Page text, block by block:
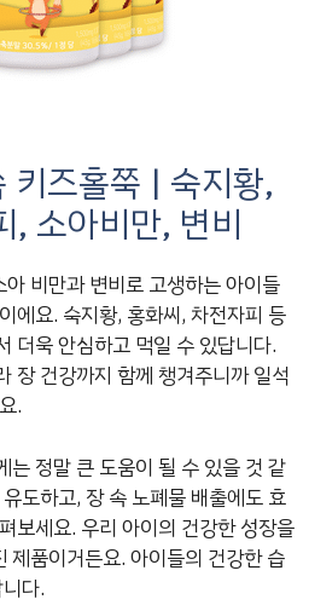
키즈홀쭉 | 숙지황,
, 소아비만, 변비
비만과 변비로 고생하는 아이들
에요. 숙지황, 홍화씨, 차전자피 등
더욱 안심하고 먹일 수 있답니다.
장 건강까지 함께 챙겨주니까 일석
.
는 정말 큰 도움이 될 수 있을 것 같
도하고, 장 속 노폐물 배출에도 효
보세요. 우리 아이의 건강한 성장을
제품이거든요. 아이들의 건강한 습
다.